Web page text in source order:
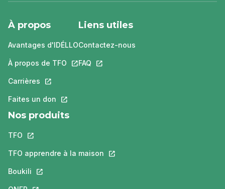
À propos
Avantages d'IDÉLLO
À propos de TFO Ce lien s'ouvrira dans un nouvel onglet.
Carrières Ce lien s'ouvrira dans un nouvel onglet.
Faites un don Ce lien s'ouvrira dans un nouvel onglet.
Liens utiles
Contactez-nous
FAQ Ce lien s'ouvrira dans un nouvel
Nos produits
TFO Ce lien s'ouvrira dans un nouvel onglet.
TFO apprendre à la maison Ce lien s'ouvrira dans un nouvel
Boukili Ce lien s'ouvrira dans un nouvel onglet.